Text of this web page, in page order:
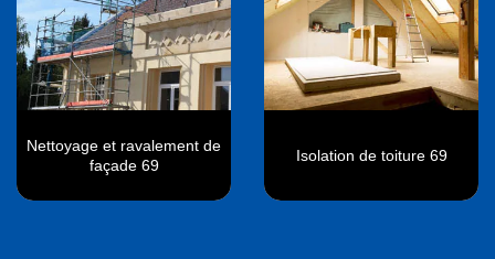
Nettoyage et ravalement de
façade 69
Isolation de toiture 69